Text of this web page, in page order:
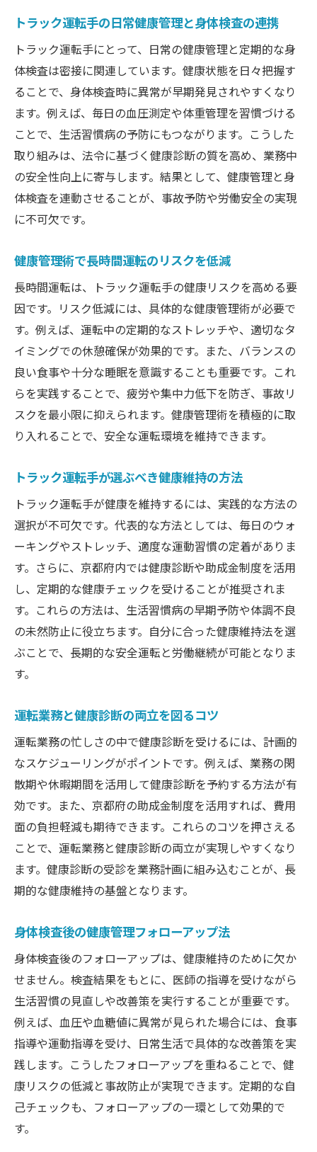
トラック運転手の日常健康管理と身体検査の連携
トラック運転手にとって、日常の健康管理と定期的な身
体検査は密接に関連しています。健康状態を日々把握す
ることで、身体検査時に異常が早期発見されやすくなり
ます。例えば、毎日の血圧測定や体重管理を習慣づける
ことで、生活習慣病の予防にもつながります。こうした
取り組みは、法令に基づく健康診断の質を高め、業務中
の安全性向上に寄与します。結果として、健康管理と身
体検査を連動させることが、事故予防や労働安全の実現
に不可欠です。
健康管理術で長時間運転のリスクを低減
長時間運転は、トラック運転手の健康リスクを高める要
因です。リスク低減には、具体的な健康管理術が必要で
す。例えば、運転中の定期的なストレッチや、適切なタ
イミングでの休憩確保が効果的です。また、バランスの
良い食事や十分な睡眠を意識することも重要です。これ
らを実践することで、疲労や集中力低下を防ぎ、事故リ
スクを最小限に抑えられます。健康管理術を積極的に取
り入れることで、安全な運転環境を維持できます。
トラック運転手が選ぶべき健康維持の方法
トラック運転手が健康を維持するには、実践的な方法の
選択が不可欠です。代表的な方法としては、毎日のウォ
ーキングやストレッチ、適度な運動習慣の定着がありま
す。さらに、京都府内では健康診断や助成金制度を活用
し、定期的な健康チェックを受けることが推奨されま
す。これらの方法は、生活習慣病の早期予防や体調不良
の未然防止に役立ちます。自分に合った健康維持法を選
ぶことで、長期的な安全運転と労働継続が可能となりま
す。
運転業務と健康診断の両立を図るコツ
運転業務の忙しさの中で健康診断を受けるには、計画的
なスケジューリングがポイントです。例えば、業務の閑
散期や休暇期間を活用して健康診断を予約する方法が有
効です。また、京都府の助成金制度を活用すれば、費用
面の負担軽減も期待できます。これらのコツを押さえる
ことで、運転業務と健康診断の両立が実現しやすくなり
ます。健康診断の受診を業務計画に組み込むことが、長
期的な健康維持の基盤となります。
身体検査後の健康管理フォローアップ法
身体検査後のフォローアップは、健康維持のために欠か
せません。検査結果をもとに、医師の指導を受けながら
生活習慣の見直しや改善策を実行することが重要です。
例えば、血圧や血糖値に異常が見られた場合には、食事
指導や運動指導を受け、日常生活で具体的な改善策を実
践します。こうしたフォローアップを重ねることで、健
康リスクの低減と事故防止が実現できます。定期的な自
己チェックも、フォローアップの一環として効果的で
す。